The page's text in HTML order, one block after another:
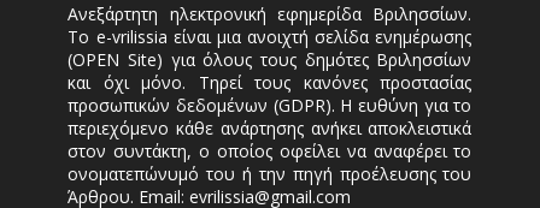
Ανεξάρτητη ηλεκτρονική εφημερίδα Βριλησσίων.
Το e-vrilissia είναι μια ανοιχτή σελίδα ενημέρωσης
(OPEN Site) για όλους τους δημότες Βριλησσίων
και όχι μόνο. Τηρεί τους κανόνες προστασίας
προσωπικών δεδομένων (GDPR). Η ευθύνη για το
περιεχόμενο κάθε ανάρτησης ανήκει αποκλειστικά
στον συντάκτη, ο οποίος οφείλει να αναφέρει το
ονοματεπώνυμό του ή την πηγή προέλευσης του
Άρθρου. Email: evrilissia@gmail.com